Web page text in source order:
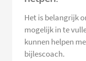
Het is belangrijk
mogelijk in te
kunnen helpen
bijlescoach.